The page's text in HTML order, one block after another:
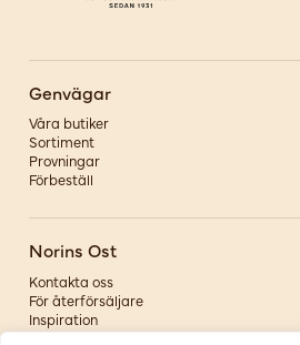
Genvägar
Våra butiker
Sortiment
Provningar
Förbeställ
Norins Ost
Kontakta oss
För återförsäljare
Inspiration
Om oss